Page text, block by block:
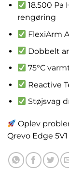
18.500
rengøring
FlexiArm
Dobbelt
75°C
Reactive
Støjsvag
Oplev
Qrevo Edge